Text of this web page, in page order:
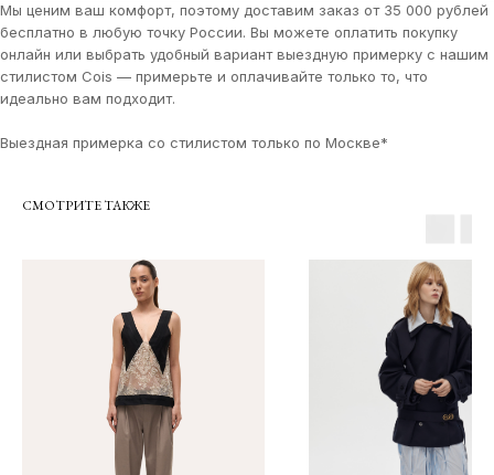
Мы ценим ваш комфорт, поэтому доставим заказ от 35 000 рублей
бесплатно в любую точку России. Вы можете оплатить покупку
онлайн или выбрать удобный вариант выездную примерку с нашим
стилистом Cois — примерьте и оплачивайте только то, что
идеально вам подходит.
Выездная примерка со стилистом только по Москве*
СМОТРИТЕ ТАКЖЕ
О КОМПАНИИ
ОФЕРТА ПОДАРОЧНЫХ СЕРТИФИКАТОВ
политикой конфиденциальности
согласие на информационную рассылку